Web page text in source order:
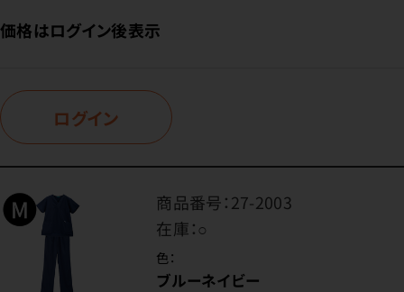
価格はログイン後表示
ログイン
商品番号：27-2003
在庫：○
色：
ブルーネイビー